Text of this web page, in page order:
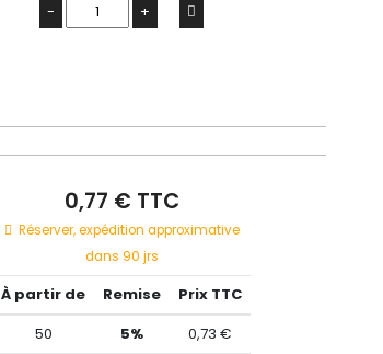
- +
0,77 € TTC
Réserver, expédition approximative
dans 90 jrs
À partir de Remise
Prix TTC
50
5%
0,73 €